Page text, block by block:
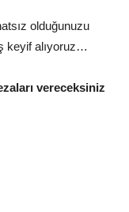
olduğunuzu
keyif alıyoruz…
vereceksiniz